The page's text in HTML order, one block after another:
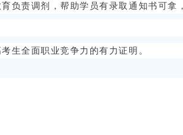
负责调剂，帮助学员有录取通知书可拿
生全面职业竞争力的有力证明。